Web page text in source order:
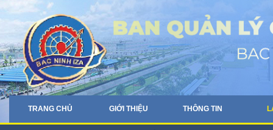
TRANG CHỦ GIỚI THIỆU THÔNG TIN